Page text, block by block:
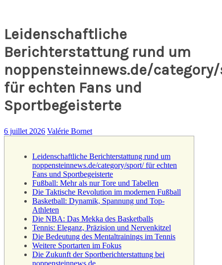
Leidenschaftliche
Berichterstattung rund um
noppensteinnews.de/
für echten Fans und
Sportbegeisterte
6 juillet 2026 Valérie Bornet
Leidenschaftliche Berichterstattung rund um
noppensteinnews.de/category/sport/ für echten
Fans und Sportbegeisterte
Fußball: Mehr als nur Tore und Tabellen
Die Taktische Revolution im modernen Fußball
Basketball: Dynamik, Spannung und Top-
Athleten
Die NBA: Das Mekka des Basketballs
Tennis: Eleganz, Präzision und Nervenkitzel
Die Bedeutung des Mentaltrainings im Tennis
Weitere Sportarten im Fokus
Die Zukunft der Sportberichterstattung bei